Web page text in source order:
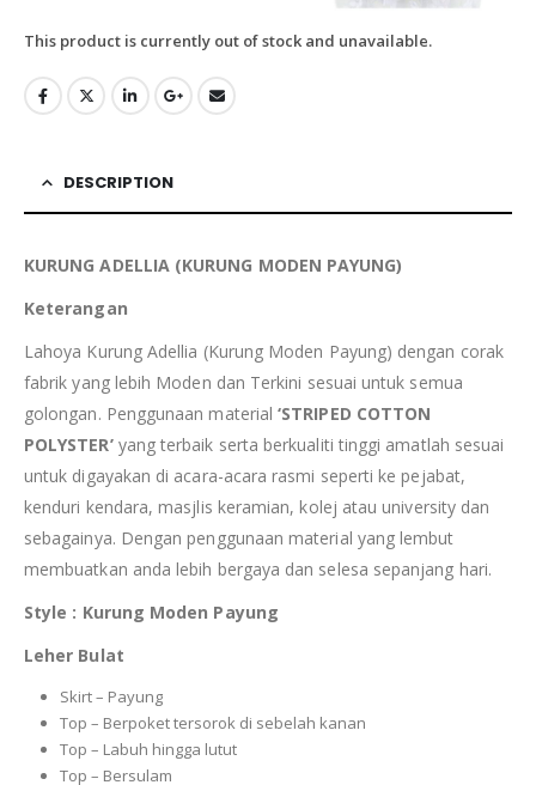
This product is currently out of stock and unavailable.
DESCRIPTION
KURUNG ADELLIA (KURUNG MODEN PAYUNG)
Keterangan
Lahoya Kurung Adellia (Kurung Moden Payung) dengan corak
fabrik yang lebih Moden dan Terkini sesuai untuk semua
golongan. Penggunaan material‘STRIPED COTTON
POLYSTER’yang terbaik serta berkualiti tinggi amatlah sesuai
untuk digayakan di acara-acara rasmi seperti ke pejabat,
kenduri kendara, masjlis keramian, kolej atau university dan
sebagainya. Dengan penggunaan material yang lembut
membuatkan anda lebih bergaya dan selesa sepanjang hari.
Style : Kurung Moden Payung
Leher Bulat
Skirt – Payung
Top – Berpoket tersorok di sebelah kanan
Top – Labuh hingga lutut
Top – Bersulam